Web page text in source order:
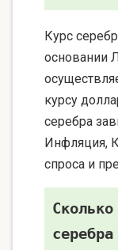
Курс
основании
курсу
серебра
Инфляция,
спроса и